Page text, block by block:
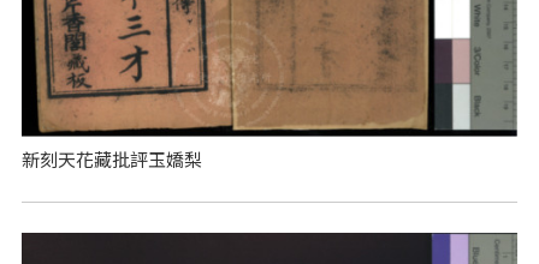
新刻天花藏批評玉嬌梨